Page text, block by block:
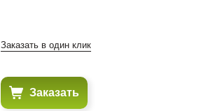
Заказать в один клик
Заказать